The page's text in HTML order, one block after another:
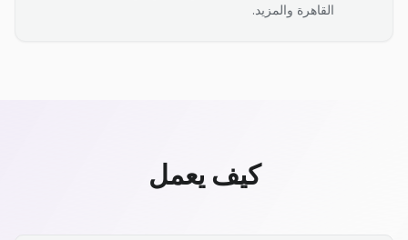
القاهرة والمزيد.
كيف يعمل